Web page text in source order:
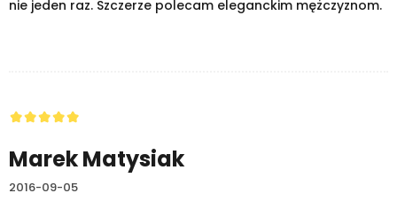
nie jeden raz. Szczerze polecam eleganckim mężczyznom.
Marek Matysiak
2016-09-05